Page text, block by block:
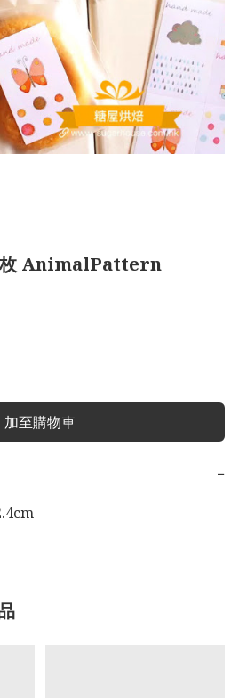
枚 AnimalPattern
加至購物車
−